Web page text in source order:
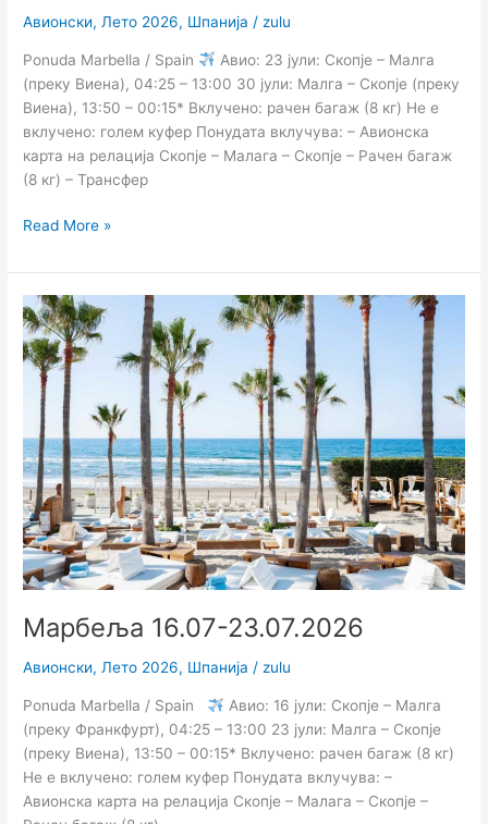
Авионски, Лето 2026, Шпанија / zulu
Ponuda Marbella / Spain
Авио: 23 јули: Скопје – Малга
(преку Виена), 04:25 – 13:00 30 јули: Малга – Скопје (преку
Виена), 13:50 – 00:15* Вклучено: рачен багаж (8 кг) Не е
вклучено: голем куфер Понудата вклучува: – Авионска
карта на релација Скопје – Малага – Скопје – Рачен багаж
(8 кг) – Трансфер
Read More »
Марбеља 16.07-23.07.2026
Авионски,Лето 2026, Шпанија /zulu
Ponuda Marbella / Spain
Авио: 16 јули: Скопје – Малга
(преку Франкфурт), 04:25 – 13:00 23 јули: Малга – Скопје
(преку Виена), 13:50 – 00:15* Вклучено: рачен багаж (8 кг)
Не е вклучено: голем куфер Понудата вклучува: –
Авионска карта на релација Скопје – Малага – Скопје –
Марбеља
16.07-
23.07.2026